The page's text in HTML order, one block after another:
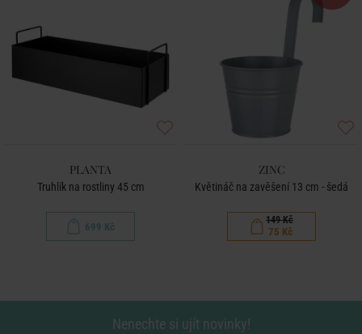
PLANTA
Truhlík na rostliny 45 cm
699 Kč
ZINC
Květináč na zavěšení 13 cm - šedá
149 Kč
75 Kč
Nenechte si ujít novinky!